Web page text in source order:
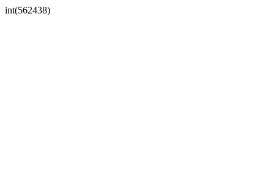
int(562438)